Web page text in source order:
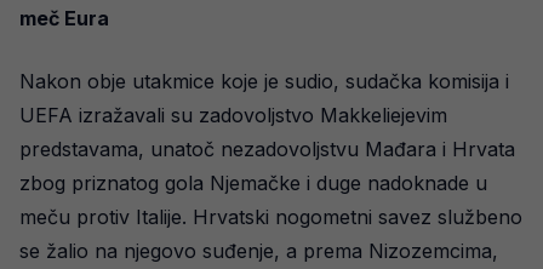
meč Eura
Nakon obje utakmice koje je sudio, sudačka komisija i
UEFA izražavali su zadovoljstvo Makkeliejevim
predstavama, unatoč nezadovoljstvu Mađara i Hrvata
zbog priznatog gola Njemačke i duge nadoknade u
meču protiv Italije. Hrvatski nogometni savez službeno
se žalio na njegovo suđenje, a prema Nizozemcima,